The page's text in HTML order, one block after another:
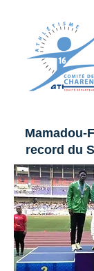
Mamadou-
record du